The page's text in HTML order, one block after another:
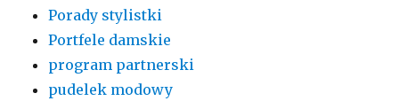
Porady stylistki
Portfele damskie
program partnerski
pudelek modowy